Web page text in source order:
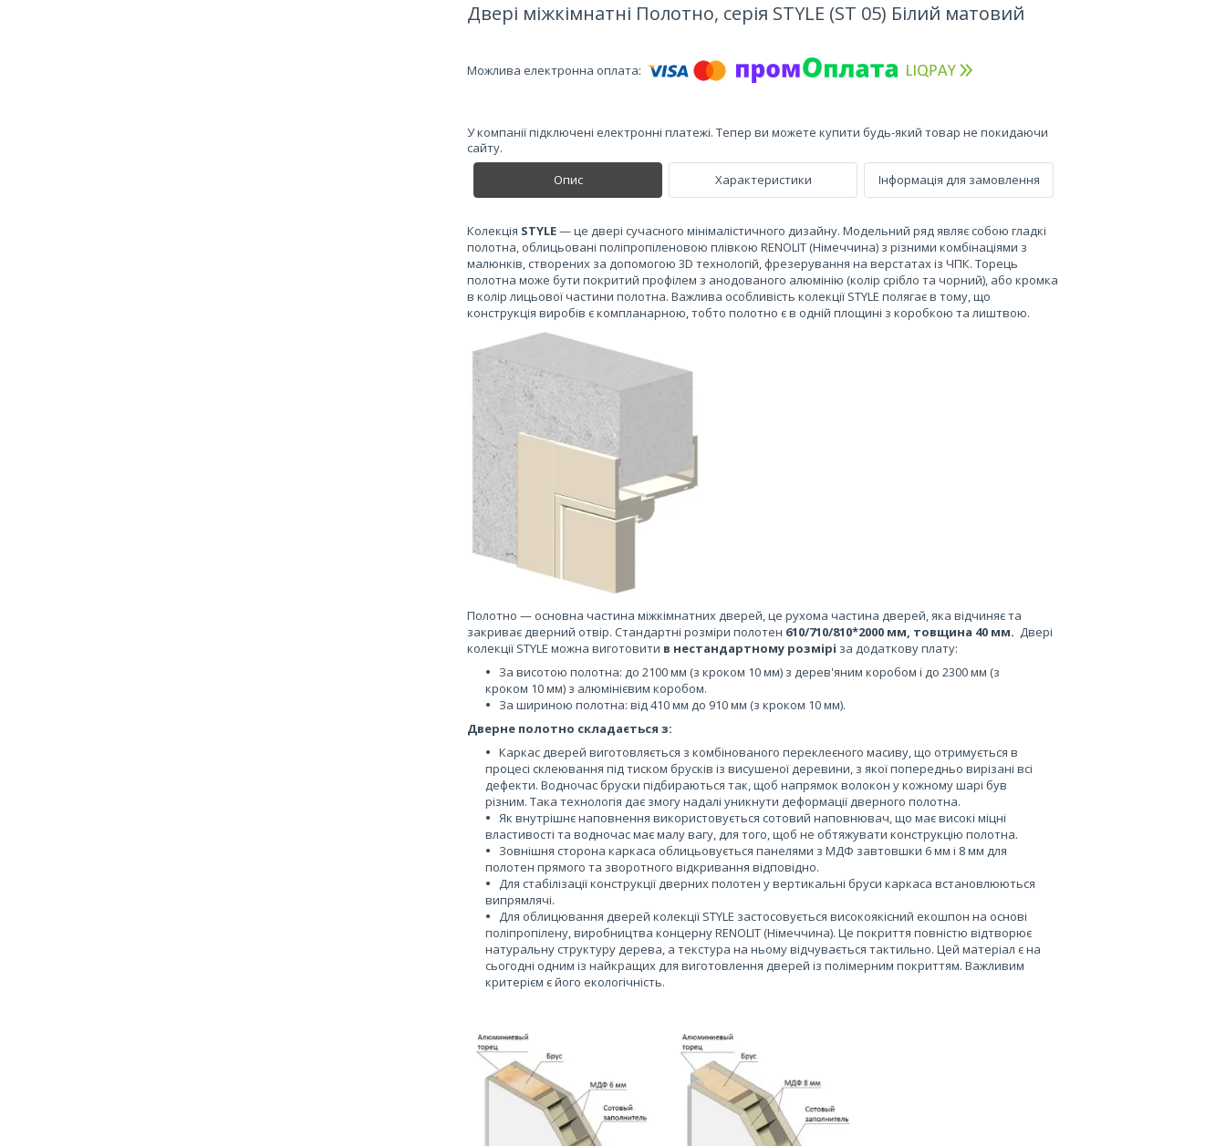
Двері міжкімнатні Полотно, серія STYLE (ST 05) Білий матовий
У компанії підключені електронні платежі. Тепер ви можете купити будь-який товар не покидаючи
сайту.
Опис
Характеристики Інформація для замовлення
Колекція STYLE— це двері сучасного мінімалістичного дизайну. Модельний ряд являє собою гладкі
полотна, облицьовані поліпропіленовою плівкою RENOLIT (Німеччина) з різними комбінаціями з
малюнків, створених за допомогою 3D технологій, фрезерування на верстатах із ЧПК. Торець
полотна може бути покритий профілем з анодованого алюмінію (колір срібло та чорний), або кромка
в колір лицьової частини полотна. Важлива особливість колекції STYLE полягає в тому, що
конструкція виробів є компланарною, тобто полотно є в одній площині з коробкою та лиштвою.
Полотно — основна частина міжкімнатних дверей, це рухома частина дверей, яка відчиняє та
закриває дверний отвір. Стандартні розміри полотен 610/710/810*2000 мм, товщина 40 мм. Двері
колекції STYLE можна виготовити в нестандартному розмірі за додаткову плату:
За висотою полотна: до 2100 мм (з кроком 10 мм) з дерев'яним коробом і до 2300 мм (з
кроком 10 мм) з алюмінієвим коробом.
За шириною полотна: від 410 мм до 910 мм (з кроком 10 мм).
Дверне полотно складається з:
Каркас дверей виготовляється з комбінованого переклеєного масиву, що отримується в
процесі склеювання під тиском брусків із висушеної деревини, з якої попередньо вирізані всі
дефекти. Водночас бруски підбираються так, щоб напрямок волокон у кожному шарі був
різним. Така технологія дає змогу надалі уникнути деформації дверного полотна.
Як внутрішнє наповнення використовується сотовий наповнювач, що має високі міцні
властивості та водночас має малу вагу, для того, щоб не обтяжувати конструкцію полотна.
Зовнішня сторона каркаса облицьовується панелями з МДФ завтовшки 6 мм і 8 мм для
полотен прямого та зворотного відкривання відповідно.
Для стабілізації конструкції дверних полотен у вертикальні бруси каркаса встановлюються
випрямлячі.
Для облицювання дверей колекції STYLE застосовується високоякісний екошпон на основі
поліпропілену, виробництва концерну RENOLIT (Німеччина). Це покриття повністю відтворює
натуральну структуру дерева, а текстура на ньому відчувається тактильно. Цей матеріал є на
сьогодні одним із найкращих для виготовлення дверей із полімерним покриттям. Важливим
критерієм є його екологічність.